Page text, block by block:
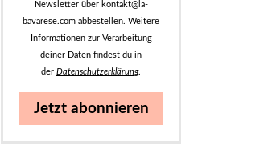
Newsletter über kontakt@la-
bavarese.com abbestellen. Weitere
Informationen zur Verarbeitung
deiner Daten findest du in
der Datenschutzerklärung.
Jetzt abonnieren